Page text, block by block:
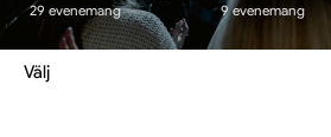
29 evenemang 9 evenemang
Välj